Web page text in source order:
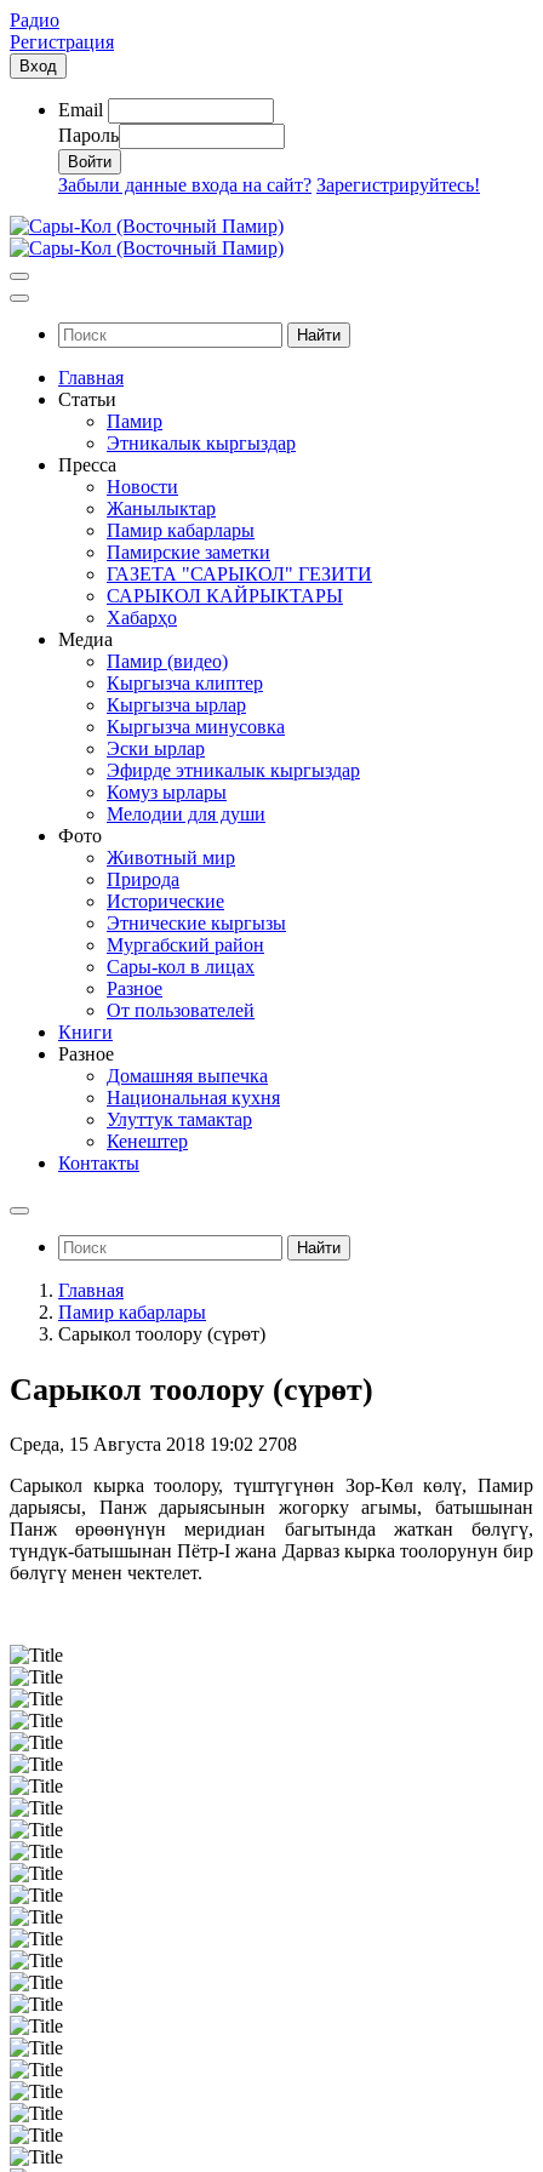
Радио
Регистрация
Вход
Email
Пароль
Забыли данные входа на сайт? Зарегистрируйтесь!
Найти
Главная
Статьи
Памир
Этникалык кыргыздар
Пресса
Новости
Жанылыктар
Памир кабарлары
Памирские заметки
ГАЗЕТА "САРЫКОЛ" ГЕЗИТИ
САРЫКОЛ КАЙРЫКТАРЫ
Хабарҳо
Медиа
Памир (видео)
Кыргызча клиптер
Кыргызча ырлар
Кыргызча минусовка
Эски ырлар
Эфирде этникалык кыргыздар
Комуз ырлары
Мелодии для души
Фото
Животный мир
Природа
Исторические
Этнические кыргызы
Мургабский район
Сары-кол в лицах
Разное
От пользователей
Книги
Разное
Домашняя выпечка
Национальная кухня
Улуттук тамактар
Кенештер
Контакты
Найти
Главная
Памир кабарлары
Сарыкол тоолору (сүрөт)
Сарыкол тоолору (сүрөт)
Среда, 15 Августа 2018 19:02 2708
Сарыкол кырка тоолору, түштүгүнөн Зор-Көл көлү, Памир
дарыясы, Панж дарыясынын жогорку агымы, батышынан
Панж өрөөнүнүн меридиан багытында жаткан бөлүгү,
түндүк-батышынан Пётр-I жана Дарваз кырка тоолорунун бир
бөлүгү менен чектелет.